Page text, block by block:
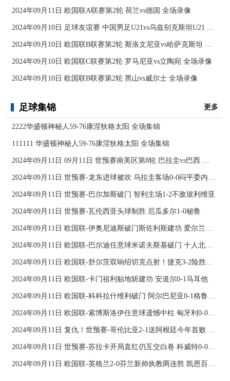
2024年09月11日 欧国联A联赛第2轮 荷兰vs德国 全场录像
2024年09月10日 足球友谊赛 中国男足U21vs乌兹别克斯坦U21 全场录像
2024年09月10日 欧国联B联赛第2轮 斯洛文尼亚vs哈萨克斯坦 全场录像
2024年09月10日 欧国联C联赛第2轮 罗马尼亚vs立陶宛 全场录像
2024年09月10日 欧国联B联赛第2轮 黑山vs威尔士 全场录像
足球集锦 更多
2222华盛顿神秘人59-76康涅狄格太阳 全场集锦
111111 华盛顿神秘人59-76康涅狄格太阳 全场集锦
2024年09月11日 09月11日 世预赛南美区第8轮 巴拉圭vs巴西 进球
2024年09月11日 世预赛-龙东进球被吹 乌拉圭客场0-0闷平委内瑞拉
2024年09月11日 世预赛-巴尔加斯破门 智利主场1-2不敌玻利维亚
2024年09月11日 世预赛-瓦伦西亚头球制胜 厄瓜多尔1-0秘鲁
2024年09月11日 欧国联-伊奥尼迪斯破门斯佐利斯建功 爱尔兰0-2希腊
2024年09月11日 欧国联-巴尔迪任意球米诺夫斯基破门 十人北马其顿2-0亚美尼亚
2024年09月11日 欧国联-舒尔茨双响绍切克点射！捷克3-2险胜乌克兰
2024年09月11日 欧国联-卡门祖利贴地斩建功 安道尔0-1马耳他
2024年09月11日 欧国联-科科拉什维利破门 阿尔巴尼亚0-1格鲁吉亚
2024年09月11日 欧国联-索博斯洛伊任意球遗憾中柱 匈牙利0-0战平波黑
2024年09月11日 复仇！世预赛-哥伦比亚2-1送阿根廷今年首败 J罗传射奥塔门迪送点
2024年09月11日 世预赛-苏拉卡开局直红仍互交白卷 科威特0-0伊拉克
2024年09月11日 欧国联-英格兰2-0芬兰新帅执教两连胜 凯恩百场里程碑双响